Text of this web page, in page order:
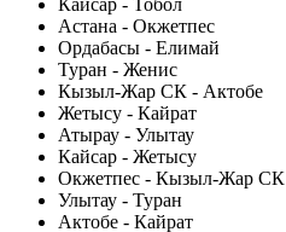
Кайсар - Тобол
Астана - Окжетпес
Ордабасы - Елимай
Туран - Женис
Кызыл-Жар СК - Актобе
Жетысу - Кайрат
Атырау - Улытау
Кайсар - Жетысу
Окжетпес - Кызыл-Жар СК
Улытау - Туран
Актобе - Кайрат